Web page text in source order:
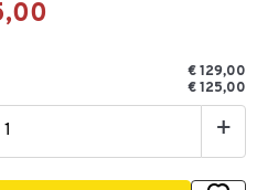
€ 129,00
€ 125,00
+